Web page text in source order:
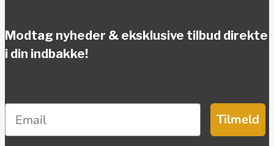
Modtag nyheder & eksklusive tilbud direkte
i din indbakke!
Tilmeld